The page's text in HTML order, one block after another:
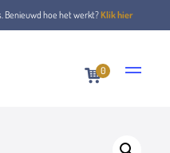
Benieuwd hoe het werkt?Klik hier
0